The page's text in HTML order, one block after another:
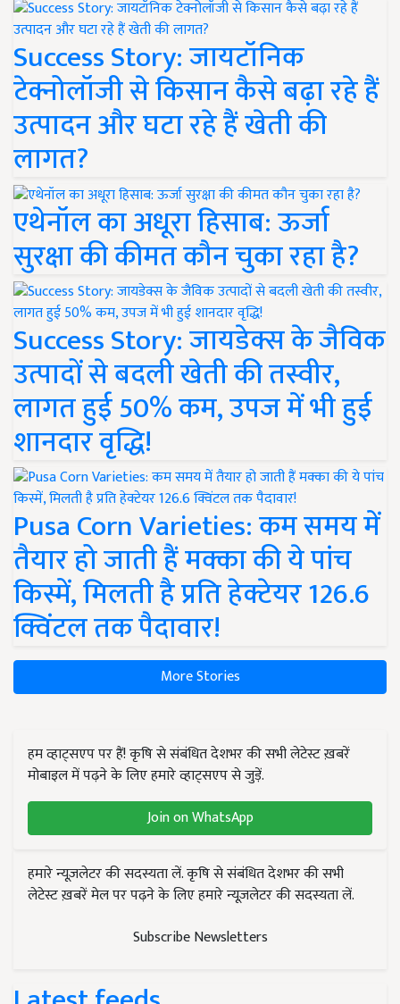
Success Story: जायटॉनिक
टेक्नोलॉजी से किसान कैसे बढ़ा रहे हैं
उत्पादन और घटा रहे हैं खेती की
लागत?
एथेनॉल का अधूरा हिसाब: ऊर्जा
सुरक्षा की कीमत कौन चुका रहा है?
Success Story: जायडेक्स के जैविक
उत्पादों से बदली खेती की तस्वीर,
लागत हुई 50% कम, उपज में भी हुई
शानदार वृद्धि!
Pusa Corn Varieties: कम समय में
तैयार हो जाती हैं मक्का की ये पांच
किस्में, मिलती है प्रति हेक्टेयर 126.6
क्विंटल तक पैदावार!
More Stories
हम व्हाट्सएप पर हैं! कृषि से संबंधित देशभर की सभी लेटेस्ट ख़बरें
मोबाइल में पढ़ने के लिए हमारे व्हाट्सएप से जुड़ें.
Join on WhatsApp
हमारे न्यूज़लेटर की सदस्यता लें. कृषि से संबंधित देशभर की सभी
लेटेस्ट ख़बरें मेल पर पढ़ने के लिए हमारे न्यूज़लेटर की सदस्यता लें.
Subscribe Newsletters